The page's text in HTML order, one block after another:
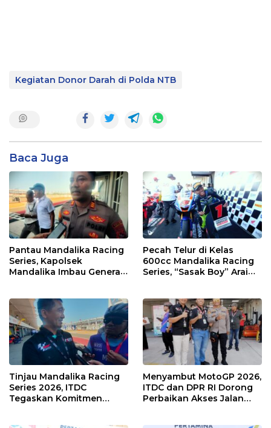
Kegiatan Donor Darah di Polda NTB
Baca Juga
Pantau Mandalika Racing
Series, Kapolsek
Mandalika Imbau Generasi
Pecah Telur di Kelas
600cc Mandalika Racing
Series, “Sasak Boy” Arai
Tinjau Mandalika Racing
Series 2026, ITDC
Tegaskan Komitmen
Menyambut MotoGP 2026,
ITDC dan DPR RI Dorong
Perbaikan Akses Jalan